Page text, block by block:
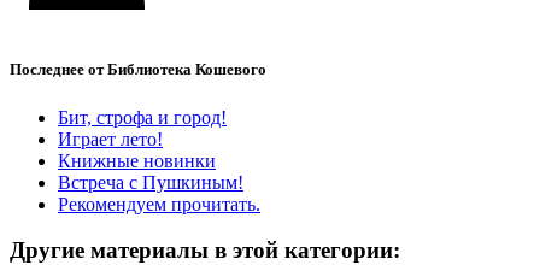
Последнее от Библиотека Кошевого
Бит, строфа и город!
Играет лето!
Книжные новинки
Встреча с Пушкиным!
Рекомендуем прочитать.
Другие материалы в этой категории: